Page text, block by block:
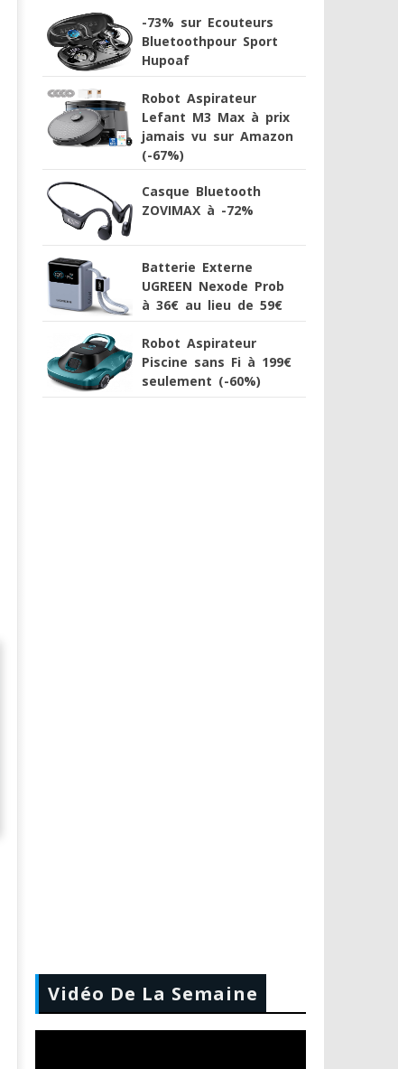
-73% sur Ecouteurs
Bluetoothpour Sport
Hupoaf
Robot Aspirateur
Lefant M3 Max à prix
jamais vu sur Amazon
(-67%)
Casque Bluetooth
ZOVIMAX à -72%
Batterie Externe
UGREEN Nexode Prob
à 36€ au lieu de 59€
Robot Aspirateur
Piscine sans Fi à 199€
seulement (-60%)
Vidéo De La Semaine